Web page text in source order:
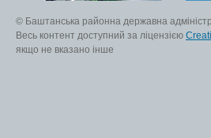
© Баштанська районна державна
Весь контент доступний за ліцензією
якщо не вказано інше